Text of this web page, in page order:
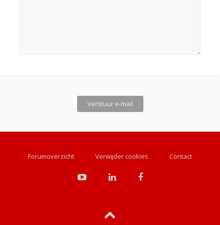
Forumoverzicht Verwijder cookies Contact